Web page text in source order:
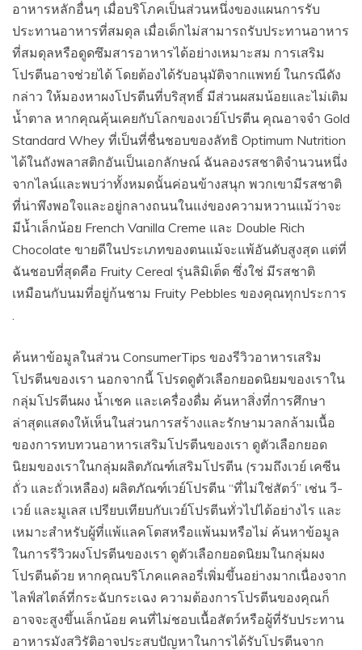
อาหารหลักอื่นๆ เมื่อบริโภคเป็นส่วนหนึ่งของแผนการรับ
ประทานอาหารที่สมดุล เมื่อเด็กไม่สามารถรับประทานอาหาร
ที่สมดุลหรือดูดซึมสารอาหารได้อย่างเหมาะสม การเสริม
โปรตีนอาจช่วยได้ โดยต้องได้รับอนุมัติจากแพทย์ ในกรณีดัง
กล่าว ให้มองหาผงโปรตีนที่บริสุทธิ์ มีส่วนผสมน้อยและไม่เติม
น้ำตาล หากคุณคุ้นเคยกับโลกของเวย์โปรตีน คุณอาจจำ Gold
Standard Whey ที่เป็นที่ชื่นชอบของลัทธิ Optimum Nutrition
ได้ในถังพลาสติกอันเป็นเอกลักษณ์ ฉันลองรสชาติจำนวนหนึ่ง
จากไลน์และพบว่าทั้งหมดนั้นค่อนข้างสนุก พวกเขามีรสชาติ
ที่น่าพึงพอใจและอยู่กลางถนนในแง่ของความหวานแม้ว่าจะ
มีน้ำเล็กน้อย French Vanilla Creme และ Double Rich
Chocolate ขายดีในประเภทของตนแม้จะแพ้อันดับสูงสุด แต่ที่
ฉันชอบที่สุดคือ Fruity Cereal รุ่นลิมิเต็ด ซึ่งใช่ มีรสชาติ
เหมือนกับนมที่อยู่ก้นชาม Fruity Pebbles ของคุณทุกประการ
.
ค้นหาข้อมูลในส่วน ConsumerTips ของรีวิวอาหารเสริม
โปรตีนของเรา นอกจากนี้ โปรดดูตัวเลือกยอดนิยมของเราใน
กลุ่มโปรตีนผง น้ำเชค และเครื่องดื่ม ค้นหาสิ่งที่การศึกษา
ล่าสุดแสดงให้เห็นในส่วนการสร้างและรักษามวลกล้ามเนื้อ
ของการทบทวนอาหารเสริมโปรตีนของเรา ดูตัวเลือกยอด
นิยมของเราในกลุ่มผลิตภัณฑ์เสริมโปรตีน (รวมถึงเวย์ เคซีน
ถั่ว และถั่วเหลือง) ผลิตภัณฑ์เวย์โปรตีน “ที่ไม่ใช่สัตว์” เช่น วี-
เวย์ และมูเลส เปรียบเทียบกับเวย์โปรตีนทั่วไปได้อย่างไร และ
เหมาะสำหรับผู้ที่แพ้แลคโตสหรือแพ้นมหรือไม่ ค้นหาข้อมูล
ในการรีวิวผงโปรตีนของเรา ดูตัวเลือกยอดนิยมในกลุ่มผง
โปรตีนด้วย หากคุณบริโภคแคลอรี่เพิ่มขึ้นอย่างมากเนื่องจาก
ไลฟ์สไตล์ที่กระฉับกระเฉง ความต้องการโปรตีนของคุณก็
อาจจะสูงขึ้นเล็กน้อย คนที่ไม่ชอบเนื้อสัตว์หรือผู้ที่รับประทาน
อาหารมังสวิรัติอาจประสบปัญหาในการได้รับโปรตีนจาก